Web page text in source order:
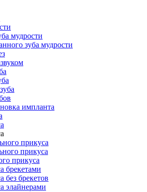
мудрости
зуба мудрости
импланта
прикуса
прикуса
прикуса
брекетами
без брекетов
элайнерами